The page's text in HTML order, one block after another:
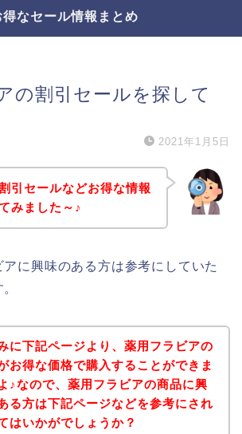
得なセール情報まとめ
の割引セールを探して
2021年1月5日
引セールなどお得な情報
みました～♪
に興味のある方は参考にしていた
に下記ページより、薬用フラビアの
お得な価格で購入することができま
♪なので、薬用フラビアの商品に興
る方は下記ページなどを参考にされ
はいかがでしょうか？